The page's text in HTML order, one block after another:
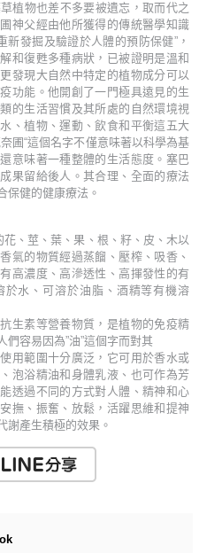
植物也差不多要被遺忘，取而代之
神父經由他所獲得的傳統醫學知識
發掘及驗證於人體的預防保健”，
和復甦多種病狀，已被證明是溫和
發現大自然中特定的植物成分可以
功能。他開創了一門極具遠見的生
的生活習慣及其所處的自然環境視
、植物、運動、飲食和平衡這五大
圃“這個名字不僅意味著以科學為基
意味著一種整體的生活態度。塞巴
果留給後人。其合理、全面的療法
保健的健康療法。
、莖、葉、果、根、籽、皮、木以
氣的物質經過蒸餾、壓榨、吸香、
高濃度、高滲透性、高揮發性的有
於水、可溶於油脂、酒精等有機溶
生素等營養物質，是植物的免疫精
容易因為”油”這個字而對其
用範圍十分廣泛，它可用於香水或
泡浴精油和身體乳液、也可作為芳
透過不同的方式對人體、精神和心
撫、振奮、放鬆，活躍思維和提神
謝產生積極的效果。